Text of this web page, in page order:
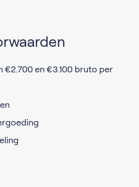
€2.700 en €3.100 bruto per